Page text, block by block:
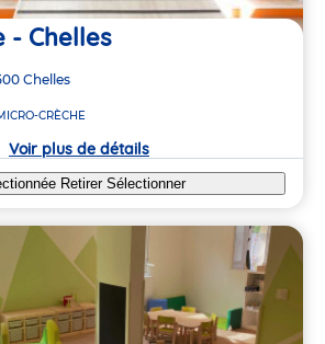
- Chelles
Chelles
CRÈCHE
Voir plus de détails
Retirer Sélectionner